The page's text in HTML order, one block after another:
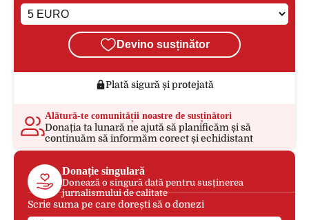
Devino susținător
Plată sigură și protejată
Alătură-te comunității noastre de susținători
Donația ta lunară ne ajută să planificăm și să
continuăm să informăm corect și echidistant
Donație singulară
Donează o singură dată pentru susținerea
jurnalismului de calitate
Scrie suma pe care dorești să o donezi